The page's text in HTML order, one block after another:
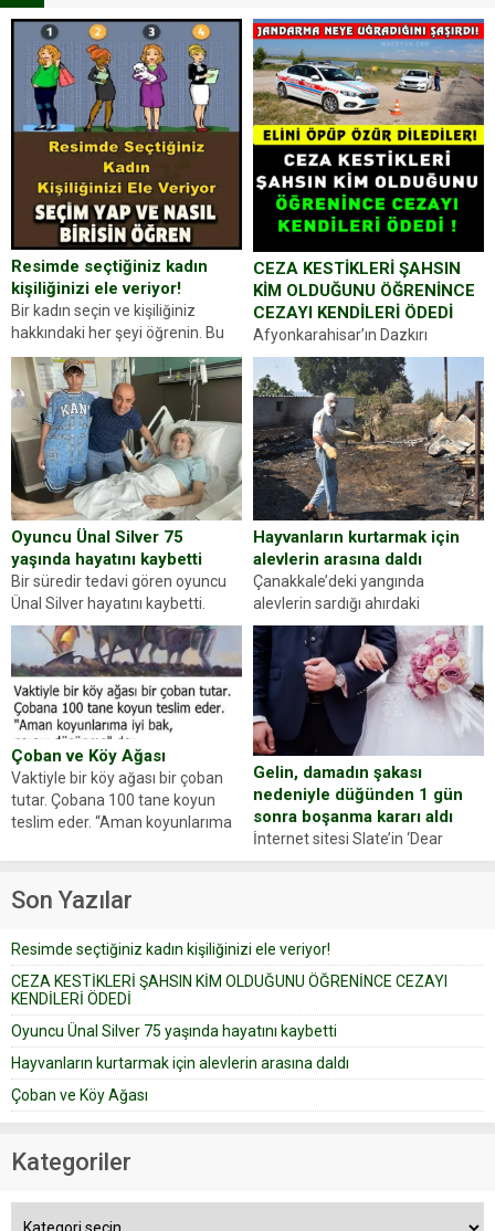
Resimde seçtiğiniz kadın
kişiliğinizi ele veriyor!
Bir kadın seçin ve kişiliğiniz
hakkındaki her şeyi öğrenin. Bu
kez karşınıza oldukça farklı bir
kişilik testiyle çıkıyoruz. Resimde
gördüğünüz kadın figürlerinden
dikkatinizi en...
CEZA KESTİKLERİ ŞAHSIN
KİM OLDUĞUNU ÖĞRENİNCE
CEZAYI KENDİLERİ ÖDEDİ
Afyonkarahisar’ın Dazkırı
ilçesinde trafik uygulaması
yapan jandarma ekipleri
durdurdukları bir otomobilin
sürücüsünden ehliyet ve ruhsat
sorup belgelerini istedi. Sürücü
Abdurrahman Ö.nün verdiği
evraklarda eksik olduğunu...
Oyuncu Ünal Silver 75
yaşında hayatını kaybetti
Bir süredir tedavi gören oyuncu
Ünal Silver hayatını kaybetti.
Haberi, oyuncunun menajerlik
ajansı duyurdu. Renda Güner,
sosyal medya hesabında “Usta
Oyuncumuz ve çok değerli
dostumuz...
Hayvanların kurtarmak için
alevlerin arasına daldı
Çanakkale’deki yangında
alevlerin sardığı ahırdaki
hayvanlarını kurtarmak isteyen
Zeki Demir (66) ölümden döndü.
Yüzünde ve ellerinde yanıklar
oluşan Demir, kâbus dolu anları
anlattı… Merkeze bağlı...
Çoban ve Köy Ağası
Vaktiyle bir köy ağası bir çoban
tutar. Çobana 100 tane koyun
teslim eder. “Aman koyunlarıma
Çoban koyunları alır gider. Aylar...
Gelin, damadın şakası
nedeniyle düğünden 1 gün
sonra boşanma kararı aldı
İnternet sitesi Slate’in ‘Dear
Prudence’ isimli tavsiye köşesine
yapıştırdığı için düğünden...
Son Yazılar
Resimde seçtiğiniz kadın kişiliğinizi ele veriyor!
CEZA KESTİKLERİ ŞAHSIN KİM OLDUĞUNU ÖĞRENİNCE CEZAYI
KENDİLERİ ÖDEDİ
Oyuncu Ünal Silver 75 yaşında hayatını kaybetti
Hayvanların kurtarmak için alevlerin arasına daldı
Çoban ve Köy Ağası
Kategoriler